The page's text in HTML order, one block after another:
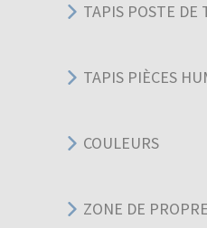
TAPIS POSTE DE
TAPIS PIÈCES
COULEURS
ZONE DE